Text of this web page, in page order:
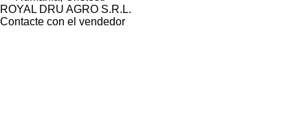
ROYAL DRU AGRO S.R.L.
Contacte con el vendedor